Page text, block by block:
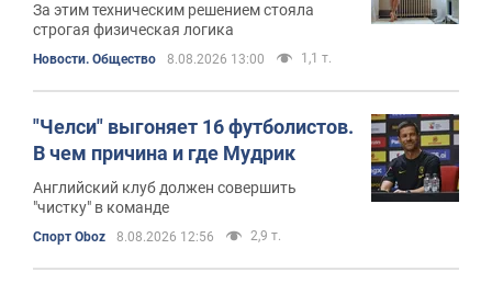
За этим техническим решением стояла
строгая физическая логика
Новости. Общество 8.08.2026 13:00 1,1 т.
"Челси" выгоняет 16 футболистов.
В чем причина и где Мудрик
Английский клуб должен совершить
"чистку" в команде
Спорт Oboz 8.08.2026 12:56 2,9 т.